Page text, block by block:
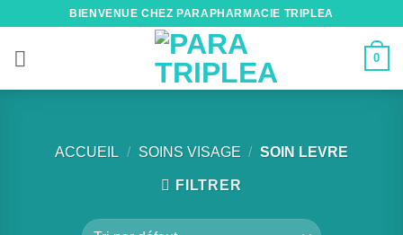
contenu
BIENVENUE CHEZ PARAPHARMACIE TRIPLEA
0
ACCUEIL / SOINS VISAGE / SOIN LEVRE
FILTRER